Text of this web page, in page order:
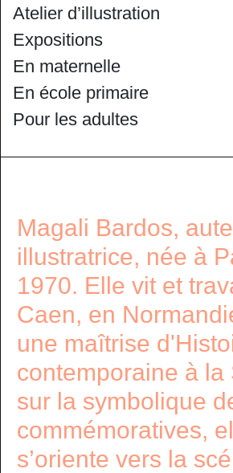
Atelier d’illustration
Expositions
En maternelle
En école primaire
Pour les adultes
Magali Bardos,
illustratrice, née à
1970. Elle vit et
Caen, en
une maîtrise
contemporaine à la
sur la symbolique
commémoratives,
s’oriente vers la